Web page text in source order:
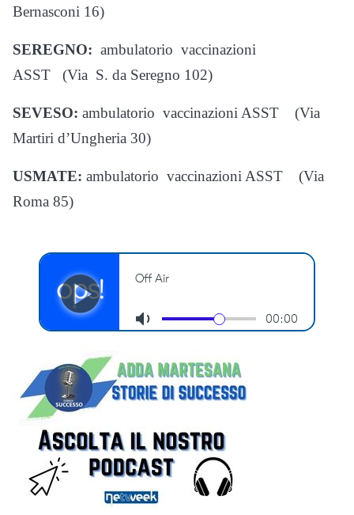
Bernasconi 16)
SEREGNO: ambulatorio vaccinazioni
ASST (Via S. da Seregno 102)
SEVESO: ambulatorio vaccinazioni ASST (Via
Martiri d’Ungheria 30)
USMATE: ambulatorio vaccinazioni ASST (Via
Roma 85)